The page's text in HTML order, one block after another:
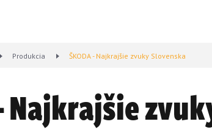
Produkcia ŠKODA - Najkrajšie zvuky Slovenska
- Najkrajšie